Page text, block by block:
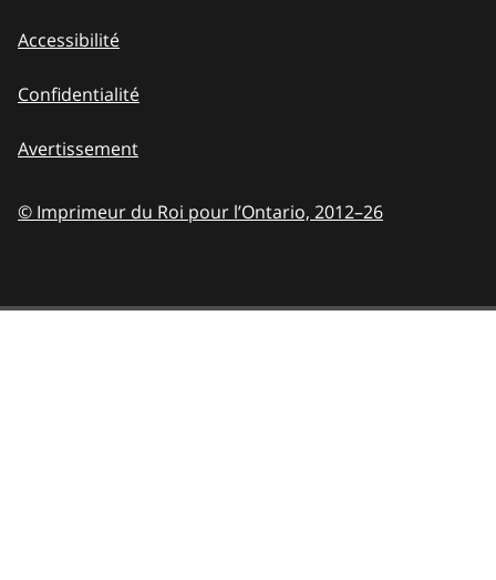
Accessibilité
Confidentialité
Avertissement
© Imprimeur du Roi pour l’Ontario, 2012–26